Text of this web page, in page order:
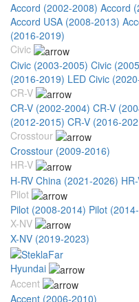
Accord (2002-2008) Accord
Accord USA (2008-2013)
(2016-2019)
Civic
Civic (2003-2005) Civic
(2016-2019) LED Civic
CR-V
CR-V (2002-2004) CR-V
(2012-2015) CR-V (2016-
Crosstour
Crosstour (2009-2016)
HR-V
H-RV China (2021-2026)
Pilot
Pilot (2008-2014) Pilot
X-NV
X-NV (2019-2023)
Hyundai
Accent
Accent (2006-2010)